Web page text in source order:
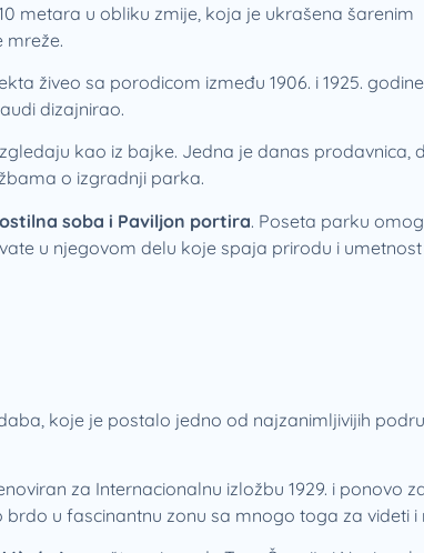
metara u obliku zmije, koja je ukrašena šarenim
mreže.
živeo sa porodicom između 1906. i 1925.
dizajnirao.
kao iz bajke. Jedna je danas prodavnica,
o izgradnji parka.
soba i Paviljon portira. Poseta parku
u njegovom delu koje spaja prirodu i
koje je postalo jedno od najzanimljivijih
za Internacionalnu izložbu 1929. i ponovo
u fascinantnu zonu sa mnogo toga za videti i